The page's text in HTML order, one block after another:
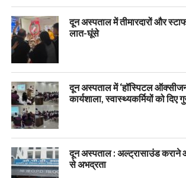
दून अस्पताल में तीमारदारों और
लात-घूंसे
दून अस्पताल में ‘हॉस्पिटल
कार्यशाला, स्वास्थ्यकर्मियों को दिए
दून अस्पताल : अल्ट्रासाउंड कराने
से अभद्रता